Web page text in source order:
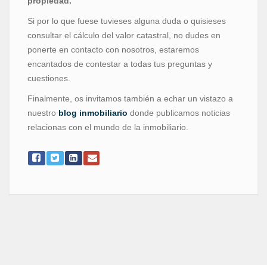
Si por lo que fuese tuvieses alguna duda o quisieses
consultar el cálculo del valor catastral, no dudes en
ponerte en contacto con nosotros, estaremos
encantados de contestar a todas tus preguntas y
cuestiones.
Finalmente, os invitamos también a echar un vistazo a
nuestro blog inmobiliario donde publicamos noticias
relacionas con el mundo de la inmobiliario.